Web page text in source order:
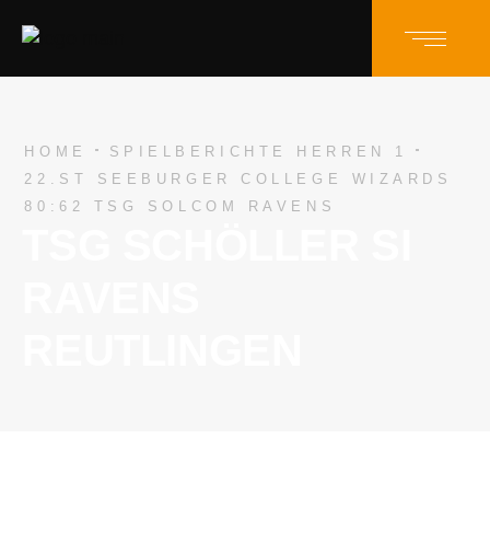
HOME
SPIELBERICHTE HERREN 1
22.ST SEEBURGER COLLEGE WIZARDS
80:62 TSG SOLCOM RAVENS